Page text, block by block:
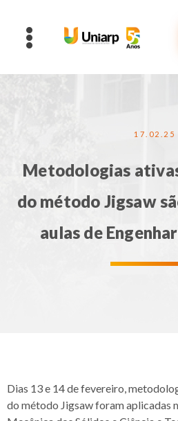
17.02.25
Metodologias
do método Jigsaw
aulas de
Dias 13 e 14 de fevereiro,
do método Jigsaw foram aplicadas